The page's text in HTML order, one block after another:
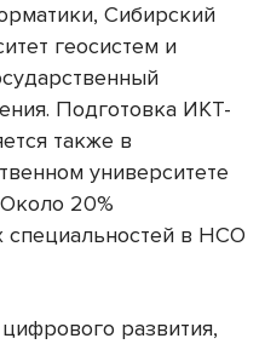
Сибирский
геосистем и
Подготовка ИКТ-
также в
университете
20%
специальностей в НСО
развития,